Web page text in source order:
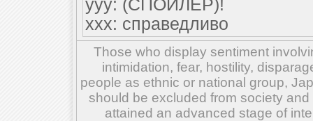
ууу: (СПОЙЛЕР)!
ххх: справедливо
Those who display sentiment
intimidation, fear, hostility,
people as ethnic or national group,
should be excluded from society
attained an advanced stage of